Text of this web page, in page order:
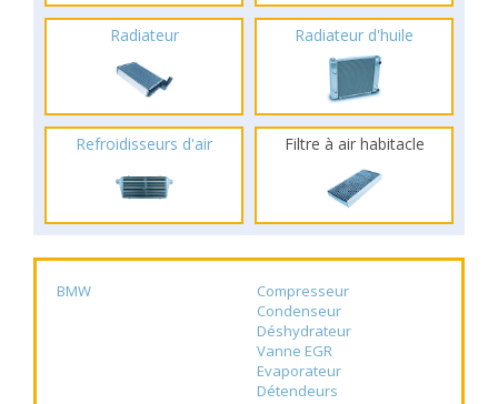
Radiateur Radiateur d'huile
Refroidisseurs d'air Filtre à air habitacle
BMW
Compresseur
Condenseur
Déshydrateur
Vanne EGR
Evaporateur
Détendeurs